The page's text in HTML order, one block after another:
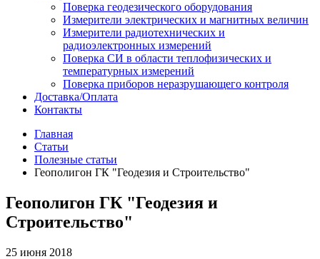
Поверка геодезического оборудования
Измерители электрических и магнитных величин
Измерители радиотехнических и
радиоэлектронных измерений
Поверка СИ в области теплофизических и
температурных измерений
Поверка приборов неразрушающего контроля
Доставка/Оплата
Контакты
Главная
Статьи
Полезные статьи
Геополигон ГК "Геодезия и Строительство"
Геополигон ГК "Геодезия и
Строительство"
25 июня 2018